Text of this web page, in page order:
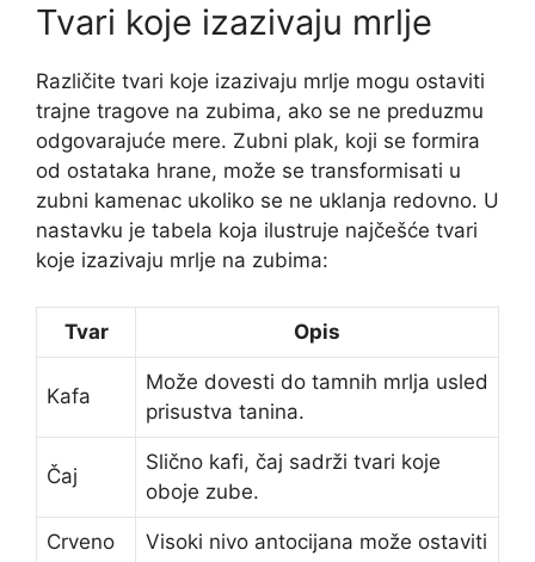
Tvari koje izazivaju mrlje
Različite tvari koje izazivaju mrlje mogu ostaviti
trajne tragove na zubima, ako se ne preduzmu
odgovarajuće mere. Zubni plak, koji se formira
od ostataka hrane, može se transformisati u
zubni kamenac ukoliko se ne uklanja redovno. U
nastavku je tabela koja ilustruje najčešće tvari
koje izazivaju mrlje na zubima:
Tvar Opis
Kafa
Može dovesti do tamnih mrlja usled
prisustva tanina.
Čaj
Slično kafi, čaj sadrži tvari koje
oboje zube.
Crveno
Visoki nivo antocijana može ostaviti